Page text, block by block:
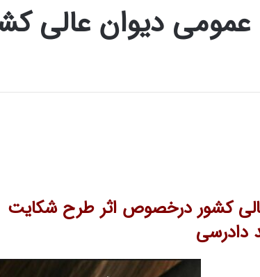
عمومی دیوان ‌عالی ‌کشور درخصوص اثر طرح شکایت
دادرسی